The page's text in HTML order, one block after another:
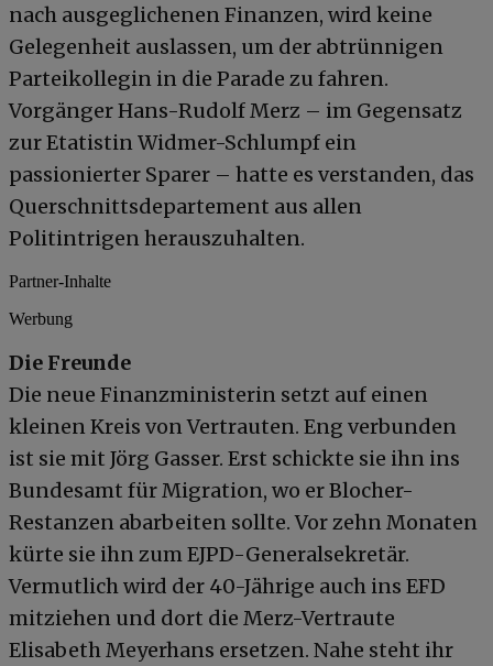
nach ausgeglichenen Finanzen, wird keine
Gelegenheit auslassen, um der abtrünnigen
Parteikollegin in die Parade zu fahren.
Vorgänger Hans-Rudolf Merz – im Gegensatz
zur Etatistin Widmer-Schlumpf ein
passionierter Sparer – hatte es verstanden, das
Querschnittsdepartement aus allen
Politintrigen herauszuhalten.
Partner-Inhalte
Werbung
Die Freunde
Die neue Finanzministerin setzt auf einen
kleinen Kreis von Vertrauten. Eng verbunden
ist sie mit Jörg Gasser. Erst schickte sie ihn ins
Bundesamt für Migration, wo er Blocher-
Restanzen abarbeiten sollte. Vor zehn Monaten
kürte sie ihn zum EJPD-Generalsekretär.
Vermutlich wird der 40-Jährige auch ins EFD
mitziehen und dort die Merz-Vertraute
Elisabeth Meyerhans ersetzen. Nahe steht ihr